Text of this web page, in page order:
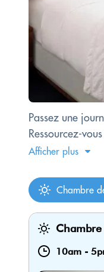
Passez une
Ressourcez-
Afficher plus
Chambre
10am -